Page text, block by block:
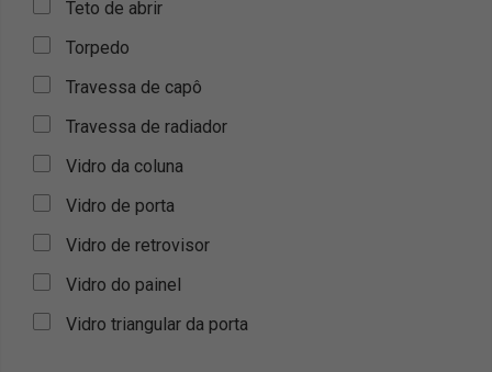
Teto de abrir
Torpedo
Travessa de capô
Travessa de radiador
Vidro da coluna
Vidro de porta
Vidro de retrovisor
Vidro do painel
Vidro triangular da porta